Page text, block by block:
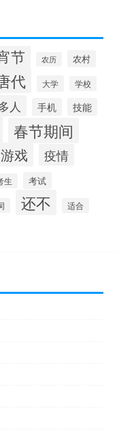
节 农历 农村
代 大学 学校
人 手机 技能
春节期间
游戏 疫情
生 考试
还不 适合